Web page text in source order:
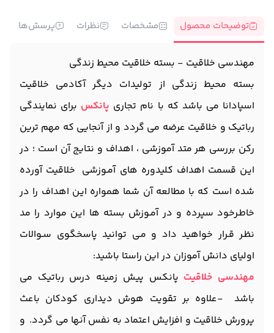
توضیحات محصول مشخصات نظرات پرسش‌ها
مهندسی خلاقیت - بسته خلاقیت محیط زندگی
بسته محیط زندگی از تولیدات دیگر آکادمی خلاقیت
اسپادانا می باشد که با نام تجاری پانکس برای نمایندگی
رباتیک و خلاقیت عرضه می گردد و از آنجایی که مهم ترین
رکن بررسی هر متد آموزشی ، اهداف و نتایج آن است ؛ در
ایـن قسمت اهداف کلیدوره های آمـوزشی خلاقیت آورده
شده است که با مطالعه آن شما همواره ایـن اهداف را در
خاطـرخود سپرده و در آمـوزش بسته ها ایـن موارد را مد
نظـر قـرار خواهید داد و مـی توانید پاسخگوی سـوالات
اولیای دانش آموزان در این راستا باشید:
مهندسی خلاقیت پانکس پیش زمینه درس رباتیک می
باشد -علاوه بر تقویت هوش دیداری کودکان باعث
پرورش خلاقیت و افزایش اعتماد به نفس آنها می گردد. و